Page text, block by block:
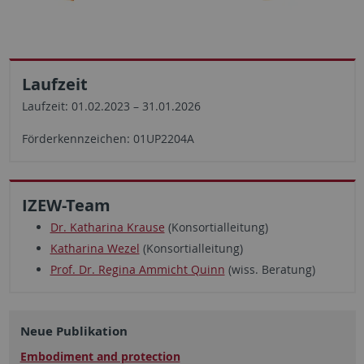
Laufzeit
Laufzeit: 01.02.2023 – 31.01.2026
Förderkennzeichen: 01UP2204A
IZEW-Team
Dr. Katharina Krause (Konsortialleitung)
Katharina Wezel (Konsortialleitung)
Prof. Dr. Regina Ammicht Quinn (wiss. Beratung)
Neue Publikation
Embodiment and protection